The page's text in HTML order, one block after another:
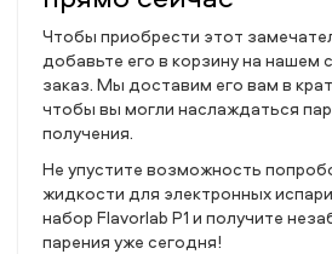
Чтобы приобрести этот
добавьте его в корзину на нашем
заказ. Мы доставим его вам в
чтобы вы могли наслаждаться
получения.
Не упустите возможность
жидкости для электронных
набор Flavorlab P1 и получите
парения уже сегодня!